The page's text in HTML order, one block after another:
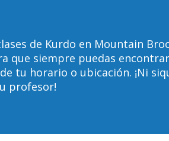
de Kurdo en Mountain
que siempre puedas
tu horario o ubicación. ¡Ni
profesor!